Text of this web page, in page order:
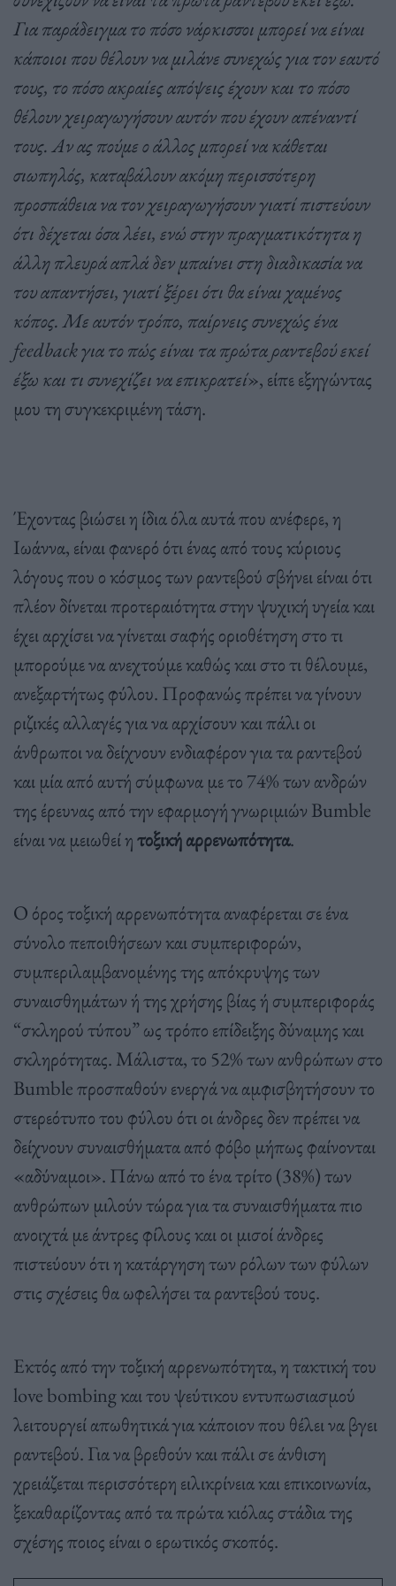
Για παράδειγμα το πόσο νάρκισσοι μπορεί να είναι
κάποιοι που θέλουν να μιλάνε συνεχώς για τον εαυτό
τους, το πόσο ακραίες απόψεις έχουν και το πόσο
θέλουν χειραγωγήσουν αυτόν που έχουν απέναντί
τους. Αν ας πούμε ο άλλος μπορεί να κάθεται
σιωπηλός, καταβάλουν ακόμη περισσότερη
προσπάθεια να τον χειραγωγήσουν γιατί πιστεύουν
ότι δέχεται όσα λέει, ενώ στην πραγματικότητα η
άλλη πλευρά απλά δεν μπαίνει στη διαδικασία να
του απαντήσει, γιατί ξέρει ότι θα είναι χαμένος
κόπος. Με αυτόν τρόπο, παίρνεις συνεχώς ένα
feedback για το πώς είναι τα πρώτα ραντεβού εκεί
έξω και τι συνεχίζει να επικρατεί», είπε εξηγώντας
μου τη συγκεκριμένη τάση.
Έχοντας βιώσει η ίδια όλα αυτά που ανέφερε, η
Ιωάννα, είναι φανερό ότι ένας από τους κύριους
λόγους που ο κόσμος των ραντεβού σβήνει είναι ότι
πλέον δίνεται προτεραιότητα στην ψυχική υγεία και
έχει αρχίσει να γίνεται σαφής οριοθέτηση στο τι
μπορούμε να ανεχτούμε καθώς και στο τι θέλουμε,
ανεξαρτήτως φύλου. Προφανώς πρέπει να γίνουν
ριζικές αλλαγές για να αρχίσουν και πάλι οι
άνθρωποι να δείχνουν ενδιαφέρον για τα ραντεβού
και μία από αυτή σύμφωνα με το 74% των ανδρών
της έρευνας από την εφαρμογή γνωριμιών Bumble
είναι να μειωθεί ητοξική αρρενωπότητα.
Ο όρος τοξική αρρενωπότητα αναφέρεται σε ένα
σύνολο πεποιθήσεων και συμπεριφορών,
συμπεριλαμβανομένης της απόκρυψης των
συναισθημάτων ή της χρήσης βίας ή συμπεριφοράς
“σκληρού τύπου” ως τρόπο επίδειξης δύναμης και
σκληρότητας. Μάλιστα, το 52% των ανθρώπων στο
Bumble προσπαθούν ενεργά να αμφισβητήσουν το
στερεότυπο του φύλου ότι οι άνδρες δεν πρέπει να
δείχνουν συναισθήματα από φόβο μήπως φαίνονται
«αδύναμοι». Πάνω από το ένα τρίτο (38%) των
ανθρώπων μιλούν τώρα για τα συναισθήματα πιο
ανοιχτά με άντρες φίλους και οι μισοί άνδρες
πιστεύουν ότι η κατάργηση των ρόλων των φύλων
στις σχέσεις θα ωφελήσει τα ραντεβού τους.
Εκτός από την τοξική αρρενωπότητα, η τακτική του
love bombing και του ψεύτικου εντυπωσιασμού
λειτουργεί απωθητικά για κάποιον που θέλει να βγει
ραντεβού. Για να βρεθούν και πάλι σε άνθιση
χρειάζεται περισσότερη ειλικρίνεια και επικοινωνία,
ξεκαθαρίζοντας από τα πρώτα κιόλας στάδια της
σχέσης ποιος είναι ο ερωτικός σκοπός.